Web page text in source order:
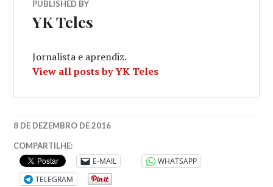
PUBLISHED BY
YK Teles
Jornalista e aprendiz.
View all posts by YK Teles
8 DE DEZEMBRO DE 2016
#U2
#MUSICADODIA
#FOTOGRAFIA
#MUSIC
COMPARTILHE:
E-MAIL
WHATSAPP
TELEGRAM